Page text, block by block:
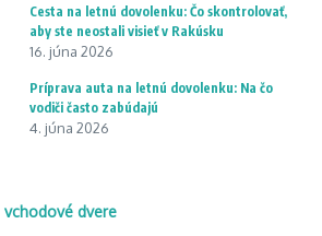
Cesta na letnú dovolenku: Čo skontrolovať,
aby ste neostali visieť v Rakúsku
16. júna 2026
Príprava auta na letnú dovolenku: Na čo
vodiči často zabúdajú
4. júna 2026
vchodové dvere